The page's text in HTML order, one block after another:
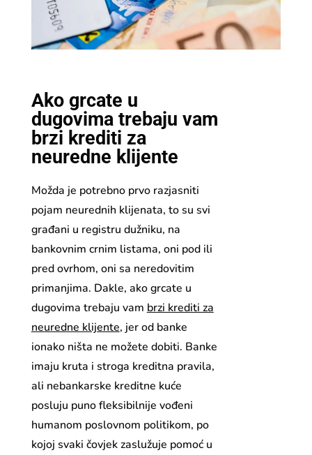
Ako grcate u
dugovima trebaju vam
brzi krediti za
neuredne klijente
Možda je potrebno prvo razjasniti
pojam neurednih klijenata, to su svi
građani u registru dužniku, na
bankovnim crnim listama, oni pod ili
pred ovrhom, oni sa neredovitim
primanjima. Dakle, ako grcate u
dugovima trebaju vam brzi krediti za
neuredne klijente, jer od banke
ionako ništa ne možete dobiti. Banke
imaju kruta i stroga kreditna pravila,
ali nebankarske kreditne kuće
posluju puno fleksibilnije vođeni
humanom poslovnom politikom, po
kojoj svaki čovjek zaslužuje pomoć u